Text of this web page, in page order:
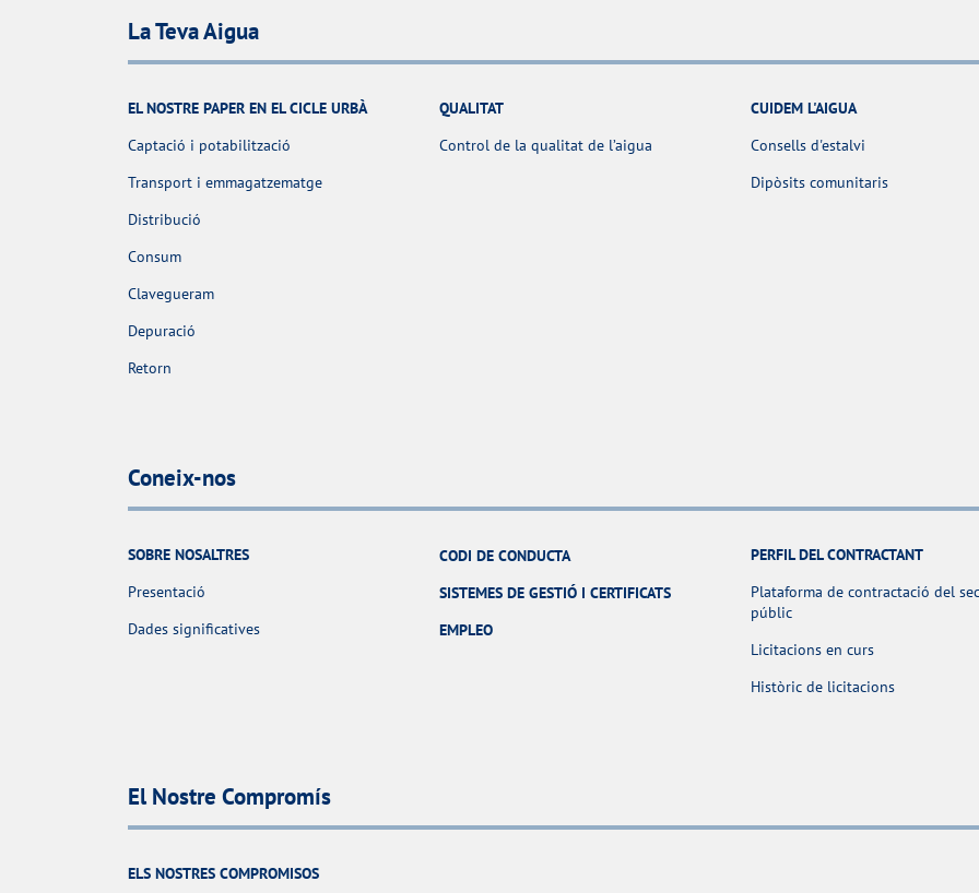
La Teva Aigua
EL NOSTRE PAPER EN EL CICLE URBÀ
Captació i potabilització
Transport i emmagatzematge
Distribució
Consum
Clavegueram
Depuració
Retorn
QUALITAT
Control de la qualitat de l’aigua
CUIDEM L'AIGUA
Consells d'estalvi
Dipòsits comunitaris
Coneix-nos
SOBRE NOSALTRES
Presentació
Dades significatives
CODI DE CONDUCTA
SISTEMES DE GESTIÓ I CERTIFICATS
EMPLEO
PERFIL DEL CONTRACTANT
Plataforma de contractació del
públic
Licitacions en curs
Històric de licitacions
El Nostre Compromís
ELS NOSTRES COMPROMISOS